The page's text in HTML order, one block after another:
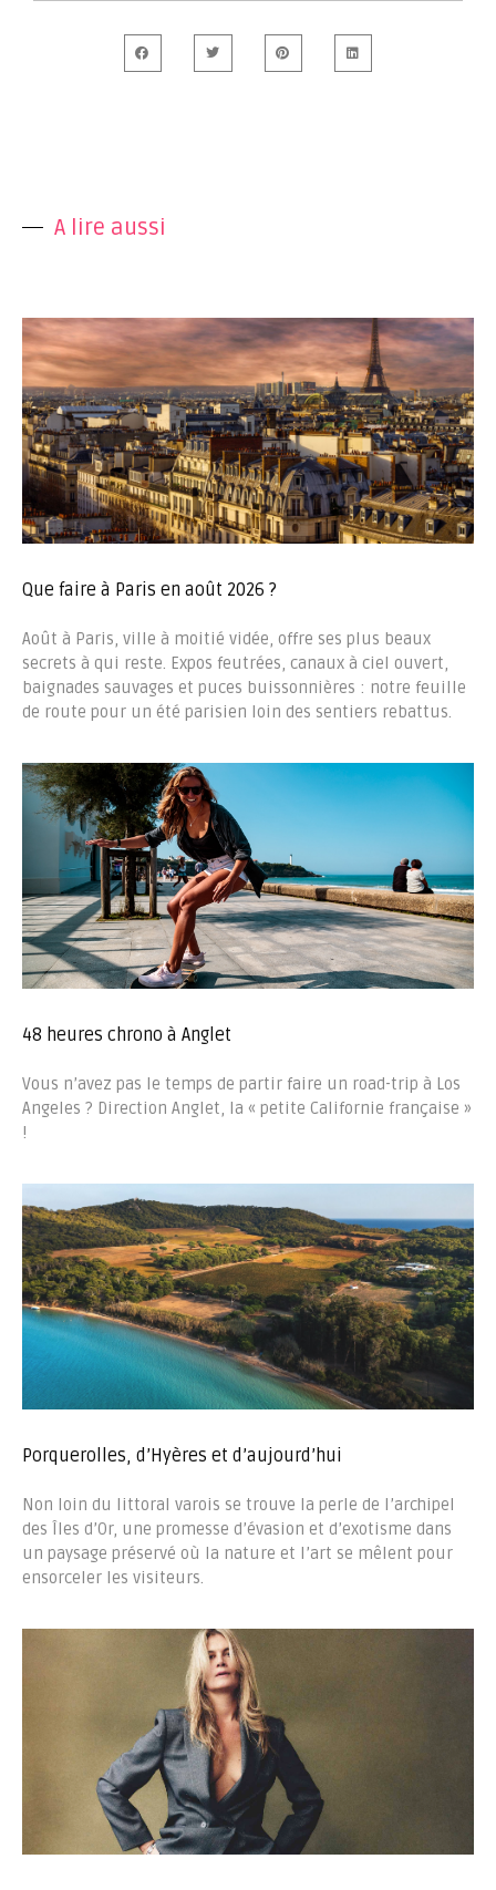
A lire aussi
Que faire à Paris en août 2026 ?
Août à Paris, ville à moitié vidée, offre ses plus beaux
secrets à qui reste. Expos feutrées, canaux à ciel ouvert,
baignades sauvages et puces buissonnières : notre feuille
de route pour un été parisien loin des sentiers rebattus.
48 heures chrono à Anglet
Vous n’avez pas le temps de partir faire un road-trip à Los
Angeles ? Direction Anglet, la « petite Californie française »
!
Porquerolles, d’Hyères et d’aujourd’hui
Non loin du littoral varois se trouve la perle de l’archipel
des Îles d’Or, une promesse d’évasion et d’exotisme dans
un paysage préservé où la nature et l’art se mêlent pour
ensorceler les visiteurs.